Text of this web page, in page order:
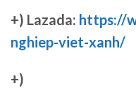
+) Lazada: https://
nghiep-viet-xanh/
+)